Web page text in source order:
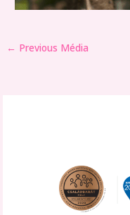
← Previous Média